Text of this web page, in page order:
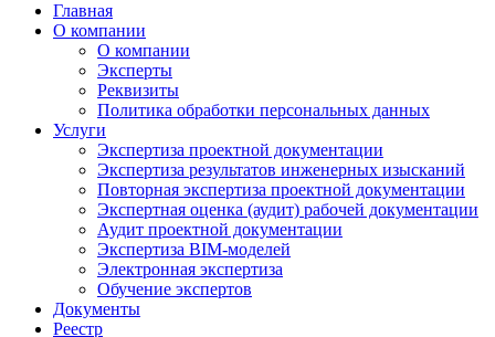
Главная
О компании
О компании
Эксперты
Реквизиты
Политика обработки персональных данных
Услуги
Экспертиза проектной документации
Экспертиза результатов инженерных изысканий
Повторная экспертиза проектной документации
Экспертная оценка (аудит) рабочей документации
Аудит проектной документации
Экспертиза BIM-моделей
Электронная экспертиза
Обучение экспертов
Документы
Реестр